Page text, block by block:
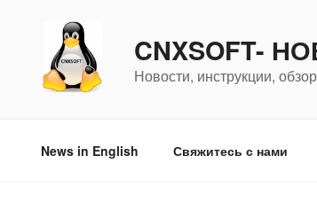
содержимому
CNXSOFT-
Новости, инструкции,
News in English Свяжитесь с нами